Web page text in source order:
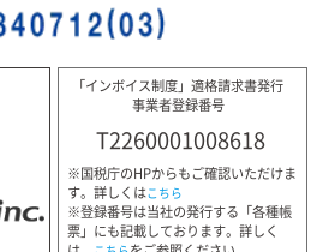
「インボイス制度」適格請求書発行
事業者登録番号
T2260001008618
※国税庁のHPからもご確認いただけま
す。詳しくはこちら
※登録番号は当社の発行する「各種帳
票」にも記載しております。詳しく